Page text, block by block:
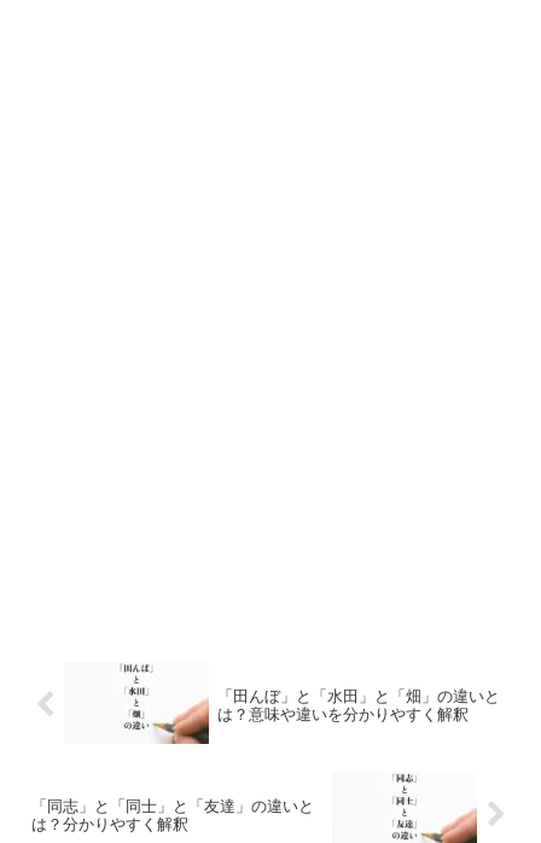
「田んぼ」と「水田」と「畑」の違いと
は？意味や違いを分かりやすく解釈
「同志」と「同士」と「友達」の違いと
は？分かりやすく解釈